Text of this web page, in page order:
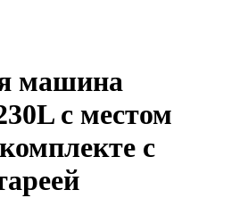
машина
с местом
с